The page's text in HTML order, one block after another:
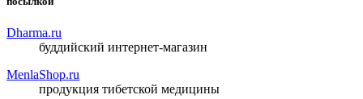
Dharma.ru
буддийский интернет-магазин
MenlaShop.ru
продукция тибетской медицины